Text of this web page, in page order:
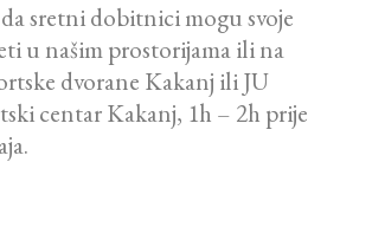
sretni dobitnici mogu svoje
u našim prostorijama ili na
dvorane Kakanj ili JU
centar Kakanj, 1h – 2h prije